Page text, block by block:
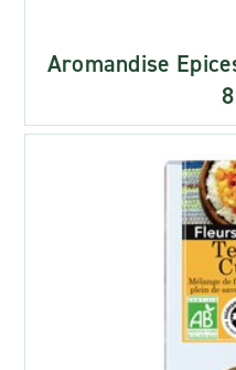
Aromandise